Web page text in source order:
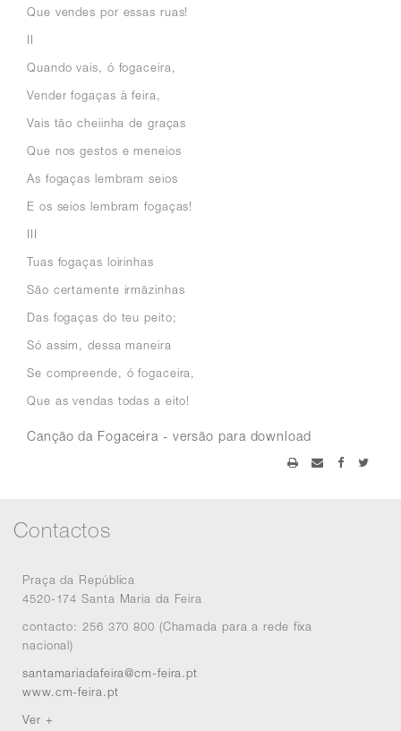
Que vendes por essas ruas!
II
Quando vais, ó fogaceira,
Vender fogaças à feira,
Vais tão cheiinha de graças
Que nos gestos e meneios
As fogaças lembram seios
E os seios lembram fogaças!
III
Tuas fogaças loirinhas
São certamente irmãzinhas
Das fogaças do teu peito;
Só assim, dessa maneira
Se compreende, ó fogaceira,
Que as vendas todas a eito!
Canção da Fogaceira - versão para download
Contactos
Praça da República
4520-174 Santa Maria da Feira
contacto: 256 370 800 (Chamada para a rede fixa
nacional)
santamariadafeira@cm-feira.pt
www.cm-feira.pt
Ver +